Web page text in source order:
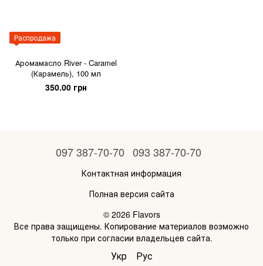
Распродажа
Аромамасло River - Caramel
(Карамель), 100 мл
350.00 грн
097 387-70-70 093 387-70-70
Контактная информация
Полная версия сайта
© 2026 Flavors
Все права защищены. Копирование материалов возможно
только при согласии владельцев сайта.
Укр Рус